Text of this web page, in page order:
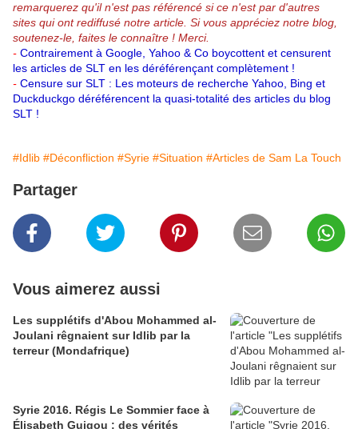
remarquerez qu'il n'est pas référencé si ce n'est par d'autres
sites qui ont rediffusé notre article. Si vous appréciez notre blog,
soutenez-le, faites le connaître ! Merci.
- Contrairement à Google, Yahoo & Co boycottent et censurent
les articles de SLT en les déréférençant complètement !
- Censure sur SLT : Les moteurs de recherche Yahoo, Bing et
Duckduckgo déréférencent la quasi-totalité des articles du blog
SLT !
#Idlib #Déconfliction #Syrie #Situation #Articles de Sam La Touch
Partager
Vous aimerez aussi
Les supplétifs d'Abou Mohammed al-
Joulani rêgnaient sur Idlib par la
terreur (Mondafrique)
Syrie 2016. Régis Le Sommier face à
Élisabeth Guigou : des vérités